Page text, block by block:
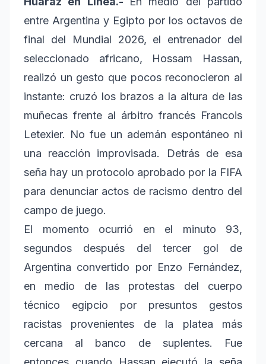
entre Argentina y Egipto por los octavos de
final del Mundial 2026, el entrenador del
seleccionado africano, Hossam Hassan,
realizó un gesto que pocos reconocieron al
instante: cruzó los brazos a la altura de las
muñecas frente al árbitro francés Francois
Letexier. No fue un ademán espontáneo ni
una reacción improvisada. Detrás de esa
seña hay un protocolo aprobado por la FIFA
para denunciar actos de racismo dentro del
campo de juego.
El momento ocurrió en el minuto 93,
segundos después del tercer gol de
Argentina convertido por Enzo Fernández,
en medio de las protestas del cuerpo
técnico egipcio por presuntos gestos
racistas provenientes de la platea más
cercana al banco de suplentes. Fue